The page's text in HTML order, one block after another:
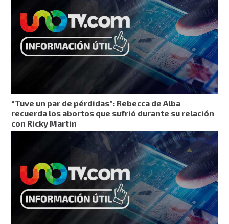
“Tuve un par de pérdidas”: Rebecca de Alba
recuerda los abortos que sufrió durante su relación
con Ricky Martin